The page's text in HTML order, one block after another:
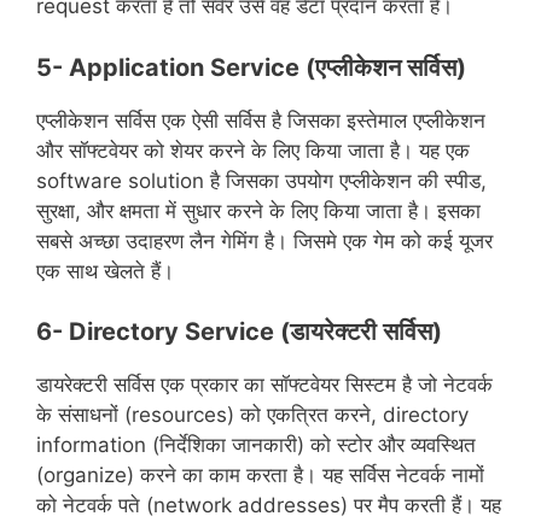
request करता है तो सर्वर उसे वह डेटा प्रदान करता है।
5- Application Service (एप्लीकेशन सर्विस)
एप्लीकेशन सर्विस एक ऐसी सर्विस है जिसका इस्तेमाल एप्लीकेशन
और सॉफ्टवेयर को शेयर करने के लिए किया जाता है। यह एक
software solution है जिसका उपयोग एप्लीकेशन की स्पीड,
सुरक्षा, और क्षमता में सुधार करने के लिए किया जाता है। इसका
सबसे अच्छा उदाहरण लैन गेमिंग है। जिसमे एक गेम को कई यूजर
एक साथ खेलते हैं।
6- Directory Service (डायरेक्टरी सर्विस)
डायरेक्टरी सर्विस एक प्रकार का सॉफ्टवेयर सिस्टम है जो नेटवर्क
के संसाधनों (resources) को एकत्रित करने, directory
information (निर्देशिका जानकारी) को स्टोर और व्यवस्थित
(organize) करने का काम करता है। यह सर्विस नेटवर्क नामों
को नेटवर्क पते (network addresses) पर मैप करती हैं। यह